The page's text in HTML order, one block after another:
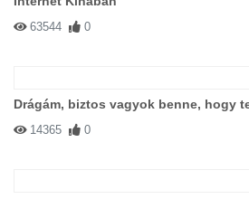
63544 0
Drágám, biztos vagyok benne, hogy
14365 0